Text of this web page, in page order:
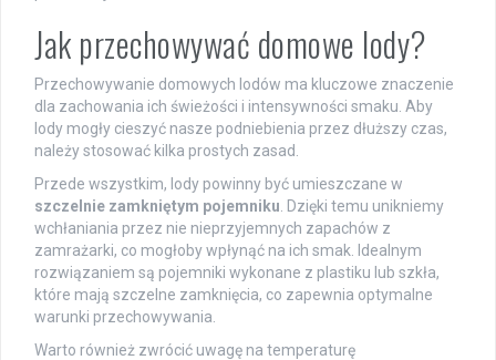
Jak przechowywać domowe lody?
Przechowywanie domowych lodów ma kluczowe znaczenie
dla zachowania ich świeżości i intensywności smaku. Aby
lody mogły cieszyć nasze podniebienia przez dłuższy czas,
należy stosować kilka prostych zasad.
Przede wszystkim, lody powinny być umieszczane w
szczelnie zamkniętym pojemniku . Dzięki temu unikniemy
wchłaniania przez nie nieprzyjemnych zapachów z
zamrażarki, co mogłoby wpłynąć na ich smak. Idealnym
rozwiązaniem są pojemniki wykonane z plastiku lub szkła,
które mają szczelne zamknięcia, co zapewnia optymalne
warunki przechowywania.
Warto również zwrócić uwagę na temperaturę